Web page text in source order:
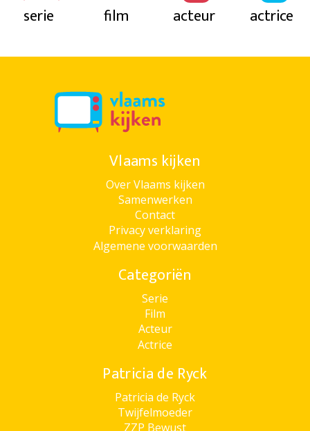
serie film acteur actrice
Vlaams kijken
Over Vlaams kijken
Samenwerken
Contact
Privacy verklaring
Algemene voorwaarden
Categoriën
Serie
Film
Acteur
Actrice
Patricia de Ryck
Patricia de Ryck
Twijfelmoeder
ZZP Bewust